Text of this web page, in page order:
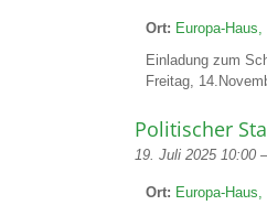
Ort: Europa-
Einladung zum
Freitag,
Politischer
19. Juli 2025 10:00
Ort: Europa-